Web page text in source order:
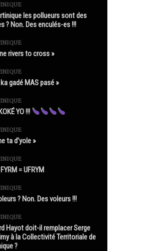
les pollueurs sont des
? Non. Des enculés-es !!!
rivers to cross »
gadé MAS pasé »
YO !!!
ta d’yole »
= UFRYM
? Non. Des voleurs !!!
Hayot doit-il remplacer Serge
à la Collectivité Territoriale de
?